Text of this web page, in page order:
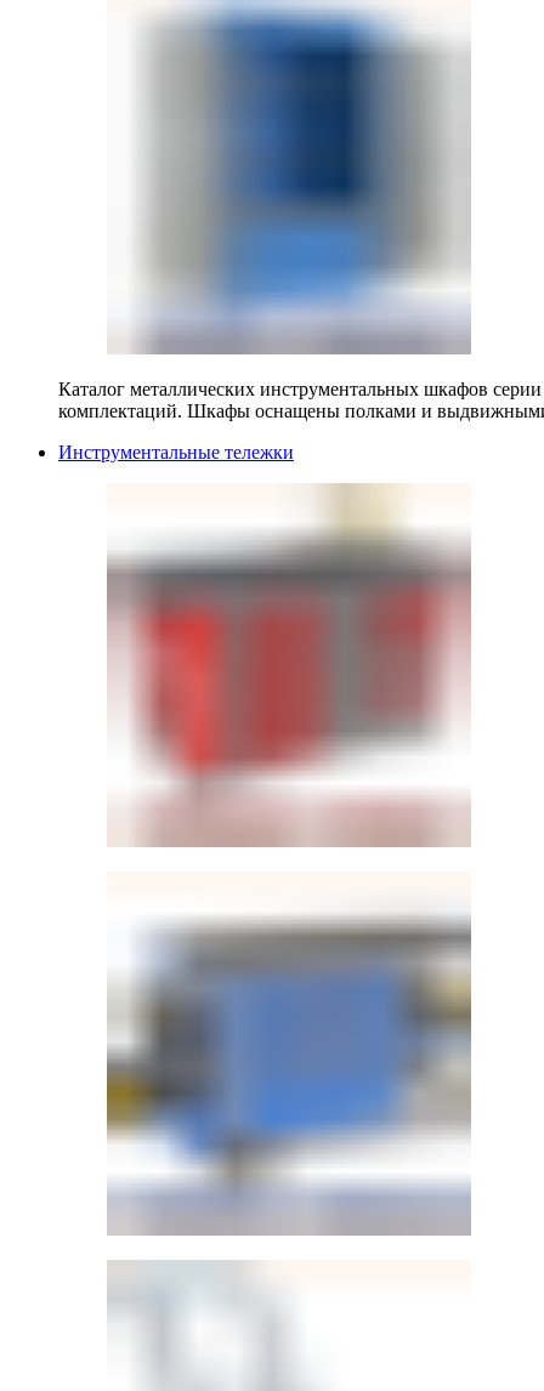
Каталог металлических инструментальных шкафов
комплектаций. Шкафы оснащены полками и
Инструментальные тележки